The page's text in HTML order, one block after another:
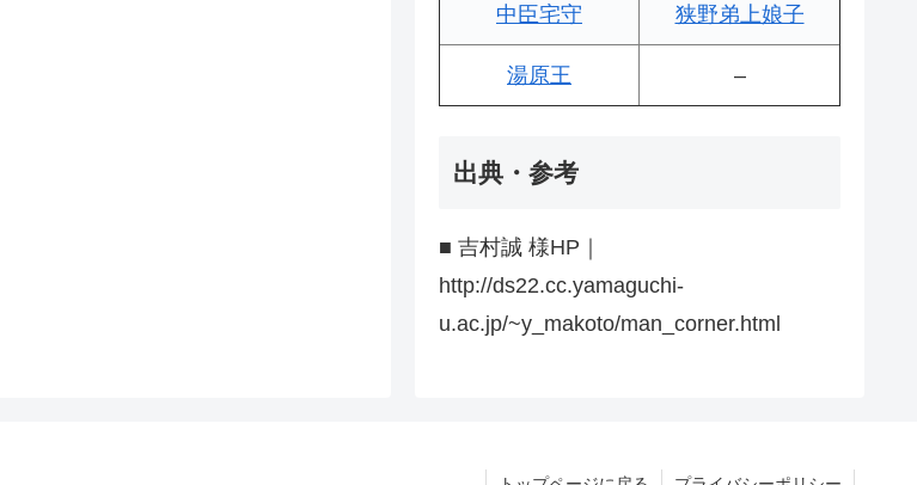
中臣宅守 狭野弟上娘子
湯原王 –
出典・参考
■ 吉村誠 様HP｜
http://ds22.cc.yamaguchi-
u.ac.jp/~y_makoto/man_corner.html